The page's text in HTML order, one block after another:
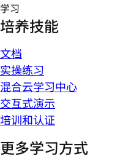
学习
培养技能
文档
实操练习
混合云学习中心
交互式演示
培训和认证
更多学习方式